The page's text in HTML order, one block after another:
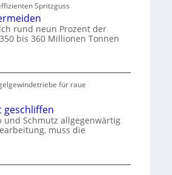
Spritzguss
rund neun Prozent der
bis 360 Millionen Tonnen
für raue
geschliffen
und Schmutz allgegenwärtig
muss die